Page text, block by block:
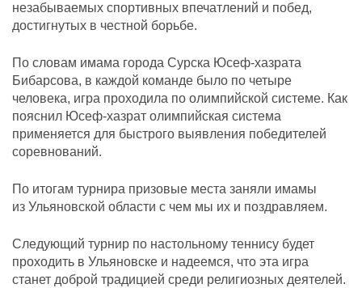
незабываемых спортивных впечатлений и побед,
достигнутых в честной борьбе.
По словам имама города Сурска Юсеф-хазрата
Бибарсова, в каждой команде было по четыре
человека, игра проходила по олимпийской системе. Как
пояснил Юсеф-хазрат олимпийская система
применяется для быстрого выявления победителей
соревнований.
По итогам турнира призовые места заняли имамы
из Ульяновской области с чем мы их и поздравляем.
Следующий турнир по настольному теннису будет
проходить в Ульяновске и надеемся, что эта игра
станет доброй традицией среди религиозных деятелей.